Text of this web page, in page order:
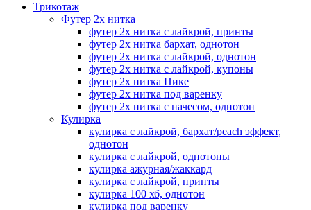
Трикотаж
Футер 2х нитка
футер 2х нитка с лайкрой, принты
футер 2х нитка бархат, однотон
футер 2х нитка с лайкрой, однотон
футер 2х нитка с лайкрой, купоны
футер 2х нитка Пике
футер 2х нитка под варенку
футер 2х нитка с начесом, однотон
Кулирка
кулирка с лайкрой, бархат/peach эффект,
однотон
кулирка с лайкрой, однотоны
кулирка ажурная/жаккард
кулирка с лайкрой, принты
кулирка 100 хб, однотон
кулирка под варенку